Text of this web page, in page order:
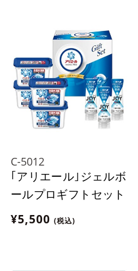
C-5012
｢アリエール｣ジェルボ
ールプロギフトセット
¥5,500 (税込)